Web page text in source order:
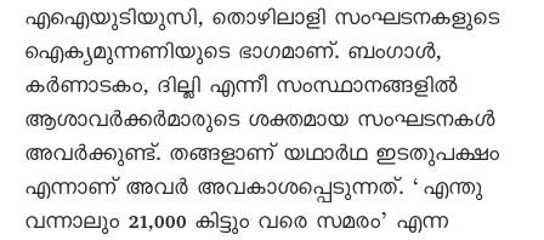
എഐയുടിയുസി, തൊഴിലാളി സംഘടനകളുടെ
ഐക്യമുന്നണിയുടെ ഭാഗമാണ്. ബംഗാൾ,
കർണാടകം, ദില്ലി എന്നീ സംസ്ഥാനങ്ങളിൽ
ആശാവർക്കർമാരുടെ ശക്തമായ സംഘടനകൾ
അവർക്കുണ്ട്. തങ്ങളാണ് യഥാർഥ ഇടതുപക്ഷം
എന്നാണ് അവർ അവകാശപ്പെടുന്നത്. ‘എന്തു
വന്നാലും 21,000 കിട്ടും വരെ സമരം’ എന്ന